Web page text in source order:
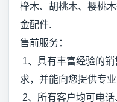
榉木、胡桃木、樱桃
金配件.
售前服务：
1、具有丰富经验的
求，并能向您提供专
2、所有客户均可电